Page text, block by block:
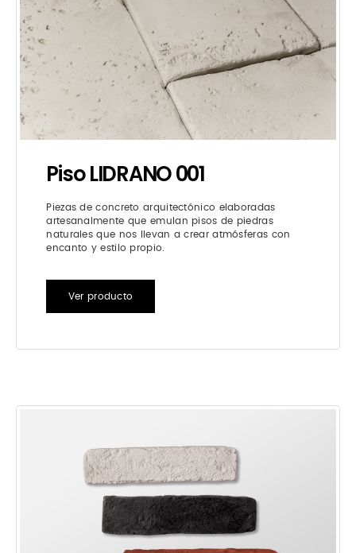
Piso LIDRANO 001
Piezas de concreto arquitectónico elaboradas
artesanalmente que emulan pisos de piedras
naturales que nos llevan a crear atmósferas con
encanto y estilo propio.
Ver producto